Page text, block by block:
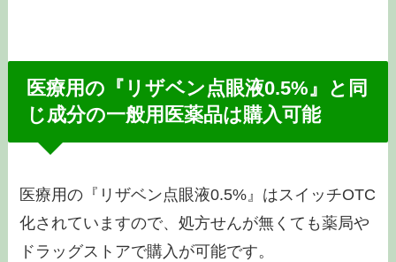
医療用の『リザベン点眼液0.5%』と同
じ成分の一般用医薬品は購入可能
医療用の『リザベン点眼液0.5%』はスイッチOTC
化されていますので、処方せんが無くても薬局や
ドラッグストアで購入が可能です。